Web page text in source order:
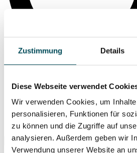
Zustimmung Details
Diese Webseite verwendet
Wir verwenden Cookies, um
personalisieren, Funktionen für
zu können und die Zugriffe auf
analysieren. Außerdem geben wir
Verwendung unserer Website an
Suche ...